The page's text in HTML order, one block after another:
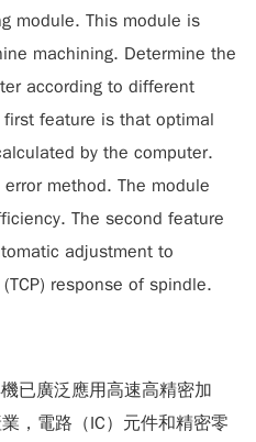
module. This module is
machining. Determine the
according to different
feature is that optimal
by the computer.
method. The module
The second feature
adjustment to
response of spindle.
已廣泛應用高速高精密加
，電路（IC）元件和精密零